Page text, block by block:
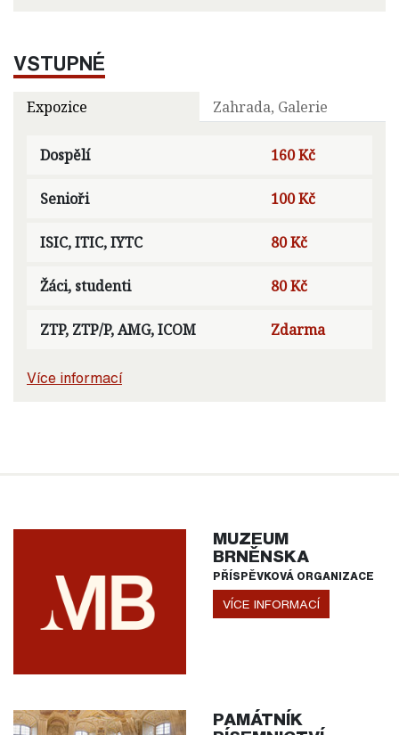
VSTUPNÉ
Expozice Zahrada, Galerie
Dospělí 160 Kč
Senioři 100 Kč
ISIC, ITIC, IYTC 80 Kč
Žáci, studenti 80 Kč
ZTP, ZTP/P, AMG, ICOM Zdarma
Více informací
MUZEUM
BRNĚNSKA
PŘÍSPĚVKOVÁ ORGANIZACE
VÍCE INFORMACÍ
PAMÁTNÍK